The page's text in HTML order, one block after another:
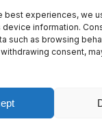
best experiences, we
device information.
such as browsing
consent,